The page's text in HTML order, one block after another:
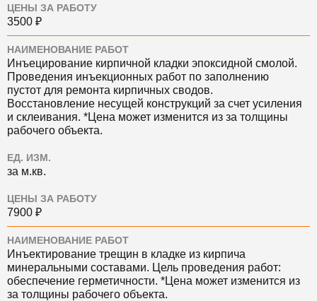
ЦЕНЫ ЗА РАБОТУ
3500 ₽
НАИМЕНОВАНИЕ РАБОТ
Инъецирование кирпичной кладки эпоксидной смолой.
Проведения инъекционных работ по заполнению
пустот для ремонта кирпичных сводов.
Восстановление несущей конструкций за счет усиления
и склеивания. *Цена может изменится из за толщины
рабочего объекта.
ЕД. ИЗМ.
за м.кв.
ЦЕНЫ ЗА РАБОТУ
7900 ₽
НАИМЕНОВАНИЕ РАБОТ
Инъектирование трещин в кладке из кирпича
минеральными составами. Цель проведения работ:
обеспечение герметичности. *Цена может изменится из
за толщины рабочего объекта.